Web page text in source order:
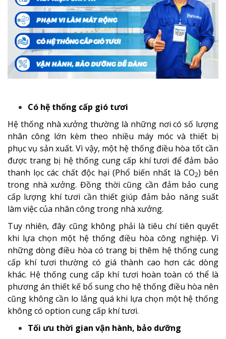
Có hệ thống cấp gió tươi
Hệ thống nhà xưởng thường là những nơi có số lượng
nhân công lớn kèm theo nhiều máy móc và thiết bị
phục vụ sản xuất. Vì vậy, một hệ thống điều hòa tốt cần
được trang bị hệ thống cung cấp khí tươi để đảm bảo
thanh lọc các chất độc hại (Phổ biến nhất là CO2) bên
trong nhà xưởng. Đồng thời cũng cần đảm bảo cung
cấp lượng khí tươi cần thiết giúp đảm bảo năng suất
làm việc của nhân công trong nhà xưởng.
Tuy nhiên, đây cũng không phải là tiêu chí tiên quyết
khi lựa chọn một hệ thống điều hòa công nghiệp. Vì
những dòng điều hòa có trang bị thêm hệ thống cung
cấp khí tươi thường có giá thành cao hơn các dòng
khác. Hệ thống cung cấp khí tươi hoàn toàn có thể là
phương án thiết kế bổ sung cho hệ thống điều hòa nên
cũng không cần lo lắng quá khi lựa chọn một hệ thống
không có option cung cấp khí tươi.
Tối ưu thời gian vận hành, bảo dưỡng